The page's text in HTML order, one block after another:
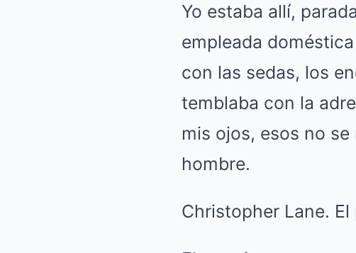
Yo estaba allí,
empleada
con las sedas, los
temblaba con la
mis ojos, esos no
hombre.
Christopher Lane.